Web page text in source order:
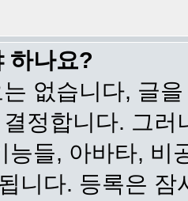
하나요?
없습니다, 글
정합니다. 그
능들, 아바타, 비
니다. 등록은